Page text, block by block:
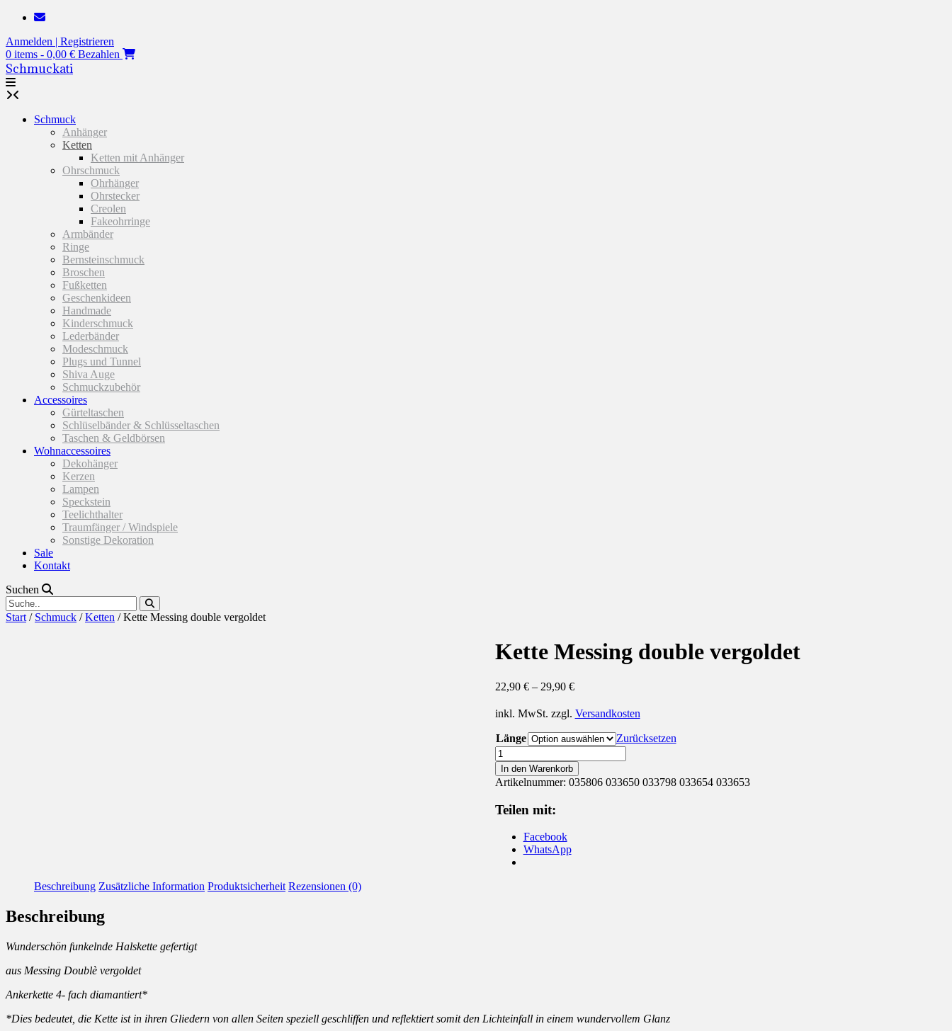
Zum
springen
Anmelden | Registrieren
0 items - 0,00 € Bezahlen
Schmuckati
Schmuck
Anhänger
Ketten
Ketten mit Anhänger
Ohrschmuck
Ohrhänger
Ohrstecker
Creolen
Fakeohrringe
Armbänder
Ringe
Bernsteinschmuck
Broschen
Fußketten
Geschenkideen
Handmade
Kinderschmuck
Lederbänder
Modeschmuck
Plugs und Tunnel
Shiva Auge
Schmuckzubehör
Accessoires
Gürteltaschen
Schlüselbänder & Schlüsseltaschen
Taschen & Geldbörsen
Wohnaccessoires
Dekohänger
Kerzen
Lampen
Speckstein
Teelichthalter
Traumfänger / Windspiele
Sonstige Dekoration
Sale
Kontakt
Suchen
Start / Schmuck /Ketten / Kette Messing double vergoldet
Kette Messing double vergoldet
22,90 €– 29,90 €
inkl. MwSt. zzgl. Versandkosten
Länge
Zurücksetzen
Kette
Messing
double
vergoldet
Menge
In den Warenkorb
Artikelnummer: 035806 033650 033798 033654 033653
Teilen mit:
Facebook
WhatsApp
Beschreibung Zusätzliche Information Produktsicherheit Rezensionen (0)
Beschreibung
Wunderschön funkelnde Halskette gefertigt
aus Messing Doublè vergoldet
Ankerkette 4- fach diamantiert*
*Dies bedeutet, die Kette ist in ihren Gliedern von allen Seiten speziell geschliffen und reflektiert somit den Lichteinfall in einem wundervollem Glanz